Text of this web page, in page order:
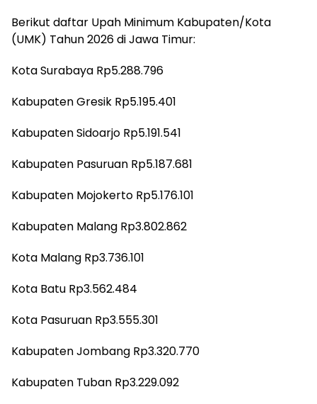
Berikut daftar Upah Minimum Kabupaten/Kota
(UMK) Tahun 2026 di Jawa Timur:
Kota Surabaya Rp5.288.796
Kabupaten Gresik Rp5.195.401
Kabupaten Sidoarjo Rp5.191.541
Kabupaten Pasuruan Rp5.187.681
Kabupaten Mojokerto Rp5.176.101
Kabupaten Malang Rp3.802.862
Kota Malang Rp3.736.101
Kota Batu Rp3.562.484
Kota Pasuruan Rp3.555.301
Kabupaten Jombang Rp3.320.770
Kabupaten Tuban Rp3.229.092